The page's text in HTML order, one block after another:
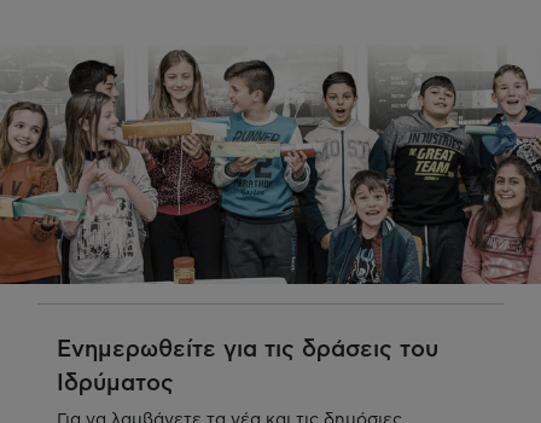
Ενημερωθείτε για τις δράσεις του
Ιδρύματος